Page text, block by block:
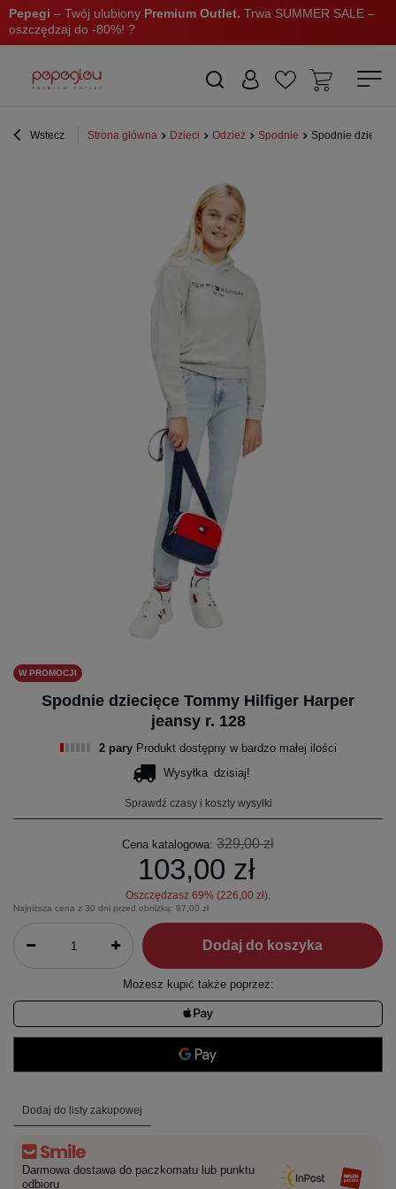
Pepegi – Twój ulubiony Premium Outlet. Trwa SUMMER SALE –
oszczędzaj do -80%! ?
Wstecz Strona główna Dzieci Odzież Spodnie Spodnie
W PROMOCJI
Spodnie dziecięce Tommy Hilfiger Harper
jeansy r. 128
2 pary Produkt dostępny w bardzo małej ilości
Wysyłka dzisiaj!
Sprawdź czasy i koszty wysyłki
Cena katalogowa: 329,00 zł
103,00 zł
Oszczędzasz 69% (226,00 zł).
Najniższa cena z 30 dni przed obniżką: 97,00 zł
Dodaj do koszyka
Możesz kupić także poprzez:
Dodaj do listy zakupowej
Darmowa dostawa do paczkomatu lub punktu
odbioru